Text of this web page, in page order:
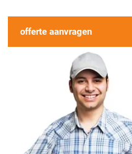
offerte aanvragen